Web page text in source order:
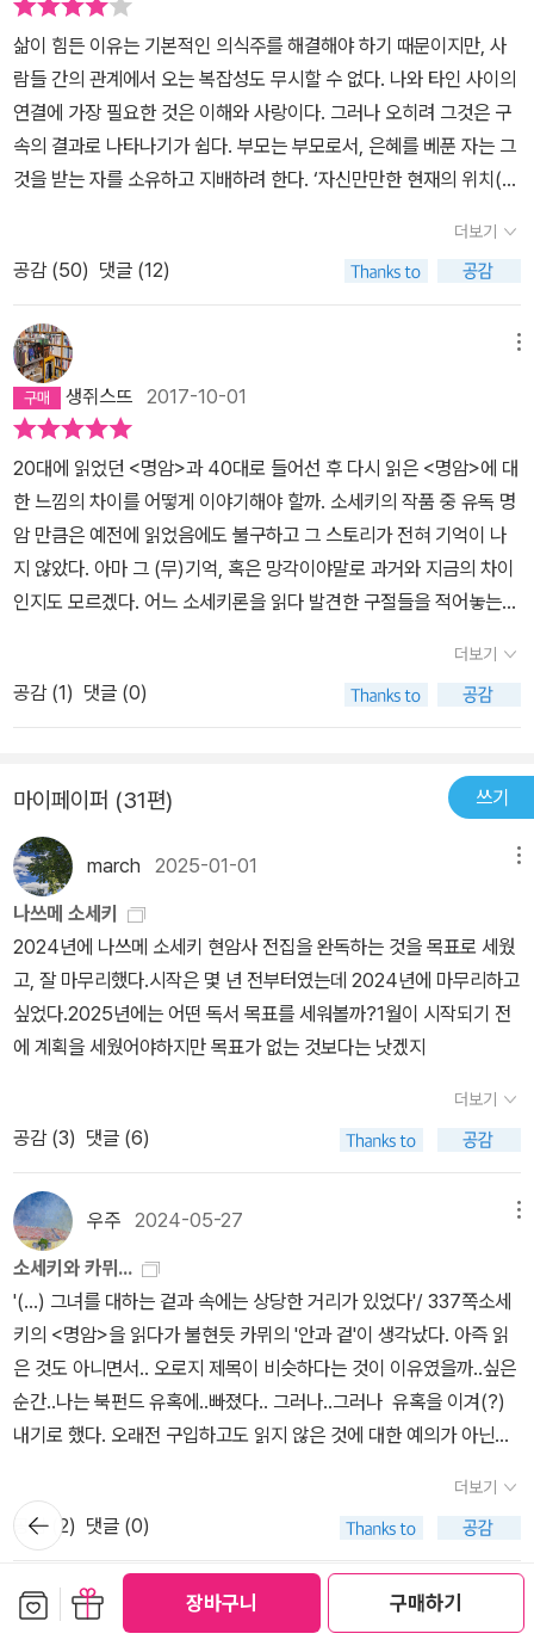
장바구니 구매하기
른다는 것”과 어쩌면 “바로 지금 어떤 변고가 일어나고 있을지도”(18
p) 모른다는 생각을 하며, 더구나 자신은 모르고 있다는 사실에 두려
움을 느낀다. “그의 마음속에 무슨 일이 일어나고 있는지 전혀 모르는
전차 안의 승객들은 그의 눈길에 조금도 주의를 기울이지 않음”(19
p)에 대한 자각은 앞으로 쓰다가 타자들과 만들어갈 관계에 대한 전
망을 하게 한다. 남편 쓰다의 냉정함이 서운한 오노부는 처음 만남을
추억하며, 자신에게서 멀어지는 남편 때문에 외롭다. 그녀는 남편이
자신을 사랑하도록 만들겠다는 의지를 불태우기도 하지만 “나처럼
39p)라는 말을 할 정도로 자존감이 낮아져 있다. 한편, 외부에서는
보는 부부의 모습은 오노부가 “쓰다를 손 안에 넣고 자유롭게 놀리
는”(247p) 것처럼 보인다. 실제로 쓰다도 그녀에게서 언뜻언뜻 비치
는 강인함에 불편함을 느낀다. 오노부는 재빠르고 영리하고 자기주장
이 강한 여성이다. 사랑하는 남편 앞에서만 자신의 성품을 누르고 있
다. 쓰다와 오노부를 중심으로 다양한 인격과 사회적 지위를 가진 사
람들이 관계망을 형성하며 일상을 이룬다. 감춰진 과거는 관계 안에
감춰져 있던 위기를 조명하고 쓰다와 오노부의 불안을 조성한다. 쓰
다의 누이 오히데와 친구 고바야시의 암시와 요시카와 부인의 행동은
한다. “그럼 얘기해주세요. 제발 얘기해주세요. 숨기지 말고 여기서
다 얘기해주세요. 그리고 단숨에 안심시켜주세요.”(451p) 그녀의 진
심이 진실보다는 안심에 있는 것이 아닌가 하는 의문이 든다.쓰다의
양 가도록 하는 요시카와의 의도를 알 수 없다. 오노부에게 쓰다의
비밀을 암시하는 고바야시는 이상주의자이다. 사회주의자로서 근대
일본 사회에 적응하지 못하는 지식인이다. 그는 요시카와 집안과 오
카모토 집안(오노부의 고모부 집안) 사이에서 줄타기를 하고 있는 쓰
다의 실체를 드러낸다. 고바야시는 쓰다의 사랑을 허위라 하고, 쓰다
는 고바야시의 사상을 무의미한 것으로 받아들인다. 고바야시는 오노
부의 외로움을 들여다본다. 「“부인, 저는 남한테 미움을 받기 위해
살고 있습니다. 일부러 남이 싫어하는 말을 하곤 합니다. 그렇게라도
하지 않으면 괴로워서 견딜 수가 없습니다. 살아갈 수가 없습니다. 제
존재를 남에게 인식시킬 수가 없습니다. 어쩔 수 없으니까 적어도 남
의 미움이라도 사려고 합니다. 그게 제가 바라는 겁니다.”오노부 앞에
게나 사랑받고 싶고 또 누구에게나 사랑받도록 해나가고 싶으며, 특
히 남편에게는 꼭 그렇게 해야 한다는 것이 그녀의 속마음이었다. 그
리고 그것은 예외 없이 세상의 누구에게나 들어맞으며 한 치도 어긋
나지 않는다고 그녀는 처음부터 확신하고 있었다.」 (253p) 미움 받
는 행동이라도 해서 존재를 증명하고 자신의 사상을 세상 앞에 보이
려고 하는 그의 간절함은 세상과 융화될 수 없는 사상가, 지식인의 모
습이다. 그 절절한 외로움 앞에서 오노부는 자신의 외로움을 확인한
다. 미완이지만 이 작품에는 수미쌍관이 있다. 도입부에 등장한 레
무리 된다. 도입부, 병원에서 돌아오는 전차 안에서 쓰다의 생각은 레
일 위를 달리는 전차처럼 앞으로 나아간다. 그는 “보통 사람들이 우
연, 우연, 하는 이른바 우연한 사건이라는 건 원인이 너무 복잡해서 도
무지 짐작이 안 될 때 쓰는 말”(19p)이라고 한 푸앵카레를 떠올린다.
후반부, 온천으로 향하는 쓰다가 탄 기차(경편)는 탈선하고 여러 번
삶이 힘든 이유는 기본적인 의식주를 해결해야 하기 때문이지만, 사
람들 간의 관계에서 오는 복잡성도 무시할 수 없다. 나와 타인 사이의
연결에 가장 필요한 것은 이해와 사랑이다. 그러나 오히려 그것은 구
속의 결과로 나타나기가 쉽다. 부모는 부모로서, 은혜를 베푼 자는 그
것을 받는 자를 소유하고 지배하려 한다. ‘자신만만한 현재의 위치(P
마음, 우유부단, 미련, 아무것도 아닌, 중요하지 않은, 무시해도 좋은
것에 자신의 자존심과 명예를 거는 인간의 나약함과 아이러니 역시
관계를 극단적으로 만드는 요소이다. 나쓰메 소세키의 마지막, 미완
의 소설인 ‘명암’은 인간의 관계에서 오는 미묘함과 복잡성을 집요하
게 파헤친 작품이다. 어떤 배경이나 서사의 구조보다 사람의 말(대화)
을 통해 인간의 본성과 이기심을 나타낸다. 거기엔 온통 허위와 위선
뿐이다. 동정과 이해는 찾아볼 수 없다. 소세키가 여러 작품을 통해 추
구해온 것들이 ‘명암’에서 절정을 이룬다. 적나라한 모습보다 숨겨지
고 음흉하게 인간의 이기심과 질투가 그려지는 이 소설을 소세키는
어떤 모습으로 끝을 맺으려 했는지 궁금하다. 그러나 한편으로 미완
의 이 소설이 오히려 열린 결말로 읽혀지는 것도 좋을 것 같다. ‘명
암’에는 끊임없이 두 세계가 펼쳐진다. 부모와 자식, 남편과 아내, 올
케와 시누이, 여유와 가난, 과거와 현재, 과거를 공유하는 자와 거기서
소외된 자등이 서로를 견제하고 눈치를 보며 쓸데없고 가치 없는 경
는 내가 이 소설을 읽어내기는 쉽지 않았다. 번역자 ‘송태욱’의 말처럼
인물들 사이의 긴장 관계에 나 역시 숨이 막혔다. [그렇다면 『명암』
은 대체 어떤 소설일까? 단적으로 말해 ‘나’가 ‘나’이면서 동시에 ‘타
자’를 그 ‘타자성’에서 받아들이고, 게다가 각자가 자신을 ‘개아(個
我)’로서 확립하면서 자신을, 타자를 살려나가는 것은 가능할까? 가
능하다면 어떻게 가능할까? 이 실험적인 시도야말로 『명암』의 라이
트모티프(주제적 동기)다. -P590, 강상중의 해설에서] 타고난 자
존심이 있고 상황판단이 빠르고 영리한 오노부는 ‘자기가 이 사람이
다 싶은 사람을 사랑하고 꼭 그 사람이 자기를 사랑하게(p232)’ 만들
있다. 남편이 병원에 입원하는 날에도 가부키를 보러 간다. 남편이 은
혜를 입고 있는 오시카와 부인에게도 고개를 숙이지 않는다. 이런 오
노부에게 사람들은 우호적이지 않다. 남편인 ‘쓰다’에게조차 사랑받
는다는 확신이 없다. 허세가 심하고 서른 살이 되었는데도 부모의 도
움을 받는 쓰다는 우유부단하다. 과거에 사랑했던 여자를 잊지 못하
고 있다. 가난한 사람들을 경멸하고, 세상일에 관심이 없다. 아내인 오
노부를 대하는 태도도 미적지근하다. 아내보다는 오시카와 부인의 말
을 더 잘 듣는다. 쓰다의 이런 태도가 ‘세상 사람들’이라는 타인의 부
류에게 오노부를 더 위태롭게 한다. 그는 아직 완전한 성인이 되지 못
한 듯 하다. 쓰다와 오노부는 ‘사랑의 전쟁(p454)’이라는 가시밭길
의 한가운데에서 서로를 정복하는 데서만 만족을 느낄 뿐이다. ‘명
암’에서 가장 위험한 사람은 ‘오시카와 부인’이다. 관계의 어둠을 만드
는 핵심 인물이며 타인을 지배해야만 직성이 풀리는 악의적인 여자이
다. 특히 마음에 들지 않는 오노부의 개성과 내면까지 개조시키려 한
테니까요. -p427단지 마음에 들지 않는다는 것을 근거로 적을 따끔
더보기
공감 (50) 댓글 (12)
생쥐스뜨 2017-10-01
20대에 읽었던 <명암>과 40대로 들어선 후 다시 읽은 <명암>에 대
한 느낌의 차이를 어떻게 이야기해야 할까. 소세키의 작품 중 유독 명
암 만큼은 예전에 읽었음에도 불구하고 그 스토리가 전혀 기억이 나
지 않았다. 아마 그 (무)기억, 혹은 망각이야말로 과거와 지금의 차이
인지도 모르겠다. 어느 소세키론을 읽다 발견한 구절들을 적어놓는
백 또는 그 함몰점이란 지점에 사람들을 유혹해 끌어들이면서 거기에
서 명(明)이 포함하는 암(暗)과 암이 포함하는 명을 의미와 언어를
넘어서서 읽으라고 강요하고 있기 때문이라는 것.. 2. 실제로 문자 그
버린다는 솜씨는 소세키에게만 가능한 광기의 몸짓이라고 할 수밖에
없다는 것.. 놀라운 주석이다.. <명암>이 결말 없이 끝났다는 것이 지
극히 소세키적일 수 있겠다는 모호한 느낌을 이토록 명징한 언어
로 표현한 이가 있다는 사실에 새삼 경복할 뿐.. 그림자의 영역에 구애
되면서도 밝음을 잃지 않으려 했던 한 일본 문학가의 작업에서 이토
록 감동을 느끼는 것은, 우리의 근대문학에서는 좀처럼 발견하기 어
려운 명암의 두갈래 선이 교차하는 모습을 끝까지 주시하고자 하는
그 자세 때문이다.. 소세키에게 있고, 루쉰에게 있지만, 이광수에게는
더보기
공감 (1) 댓글 (0)
마이페이퍼 (31편) 쓰기
march 2025-01-01
나쓰메 소세키
2024년에 나쓰메 소세키 현암사 전집을 완독하는 것을 목표로 세웠
고, 잘 마무리했다.시작은 몇 년 전부터였는데 2024년에 마무리하고
싶었다.2025년에는 어떤 독서 목표를 세워볼까?1월이 시작되기 전
에 계획을 세웠어야하지만 목표가 없는 것보다는 낫겠지
더보기
공감 (3) 댓글 (6)
우주 2024-05-27
소세키와 카뮈...
'(...) 그녀를 대하는 겉과 속에는 상당한 거리가 있었다'/ 337쪽소세
키의 <명암>을 읽다가 불현듯 카뮈의 '안과 겉'이 생각났다. 아즉 읽
은 것도 아니면서.. 오로지 제목이 비슷하다는 것이 이유였을까..싶은
순간..나는 북펀드 유혹에..빠졌다.. 그러나..그러나 유혹을 이겨(?)
내기로 했다. 오래전 구입하고도 읽지 않은 것에 대한 예의가 아닌것
나 오래전 구입해 놓은 책으로 읽겠다는 약속..소세키선생님덕분입니
다...^^
더보기
공감 ( 2) 댓글 (0)
우주 2024-05-17
뒤로가
기